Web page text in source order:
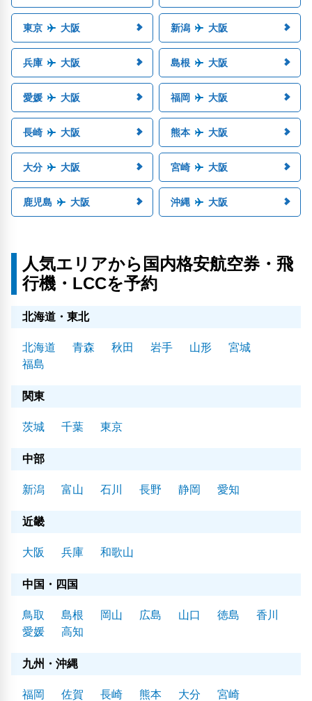
東京 大阪 新潟 大阪
兵庫 大阪 島根 大阪
愛媛 大阪 福岡 大阪
長崎 大阪 熊本 大阪
大分 大阪 宮崎 大阪
鹿児島 大阪 沖縄 大阪
人気エリアから国内格安航空券・飛
行機・LCCを予約
北海道・東北
北海道 青森 秋田 岩手 山形
宮城
福島
関東
茨城 千葉 東京
中部
新潟 富山 石川 長野 静岡 愛知
近畿
大阪 兵庫 和歌山
中国・四国
鳥取 島根 岡山 広島 山口 徳島
香川
愛媛
高知
九州・沖縄
福岡 佐賀 長崎 熊本 大分
宮崎